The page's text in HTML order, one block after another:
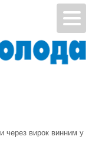
через вирок винним у